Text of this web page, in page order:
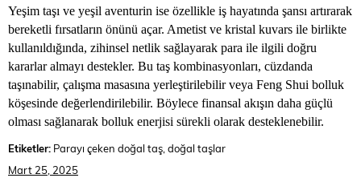
Yeşim taşı ve yeşil aventurin ise özellikle iş hayatında şansı artırarak
bereketli fırsatların önünü açar. Ametist ve kristal kuvars ile birlikte
kullanıldığında, zihinsel netlik sağlayarak para ile ilgili doğru
kararlar almayı destekler. Bu taş kombinasyonları, cüzdanda
taşınabilir, çalışma masasına yerleştirilebilir veya Feng Shui bolluk
köşesinde değerlendirilebilir. Böylece finansal akışın daha güçlü
olması sağlanarak bolluk enerjisi sürekli olarak desteklenebilir.
Etiketler: Parayı çeken doğal taş, doğal taşlar
Mart 25, 2025